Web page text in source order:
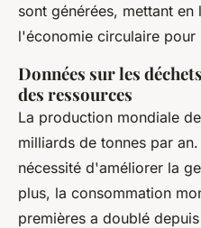
sont générées, mettant
l'économie circulaire pour
Données sur les
des ressources
La production mondiale de
milliards de tonnes par
nécessité d'améliorer la
plus, la consommation
premières a doublé